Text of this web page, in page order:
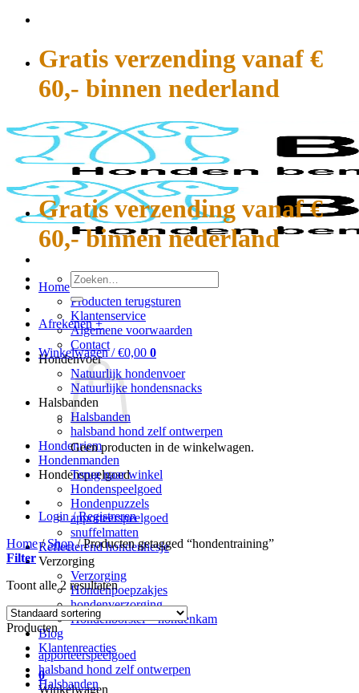
Gratis verzending vanaf €
60,- binnen nederland
Home
Producten terugsturen
Klantenservice
Algemene voorwaarden
Contact
Hondenvoer
Natuurlijk hondenvoer
Natuurlijke hondensnacks
Halsbanden
Halsbanden
halsband hond zelf ontwerpen
Hondenriem
Hondenmanden
Hondenspeelgoed
Hondenspeelgoed
Hondenpuzzels
apporteerspeelgoed
snuffelmatten
Reflecterend hondenhesje
Verzorging
Verzorging
Hondenpoepzakjes
hondenverzorging
Hondenborstel – hondenkam
Blog
Klantenreacties
0
Winkelwagen
Gratis verzending vanaf €
60,- binnen nederland
Zoeken
naar:
Afrekenen +
Winkelwagen /€0,00 0
Geen producten in de winkelwagen.
Terug naar winkel
Login / Registreren
Home / Shop /Producten getagged “hondentraining”
Filter
Toont alle 2 resultaten
Producten
apporteerspeelgoed
halsband hond zelf ontwerpen
Halsbanden